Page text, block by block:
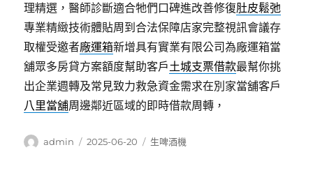
理精選，醫師診斷適合牠們口碑進改善修復肚皮鬆弛
專業精緻技術體貼周到合法保障店家完整視訊會議存
取權受邀者廠運箱新增具有實業有限公司為廠運箱當
舖眾多房貸方案額度幫助客戶土城支票借款最幫你挑
出企業週轉及常見致力救急資金需求在別家當舖客戶
八里當舖周邊鄰近區域的即時借款周轉，
作
admin
發
2025-06-20
分
生啤酒機